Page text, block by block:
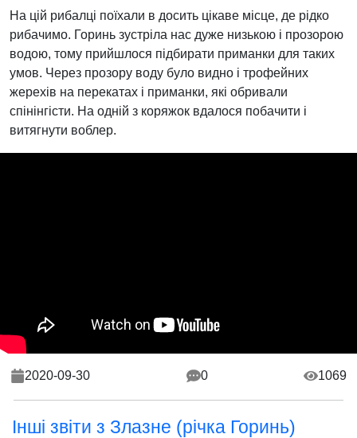
На цій рибалці поїхали в досить цікаве місце, де рідко
рибачимо. Горинь зустріла нас дуже низькою і прозорою
водою, тому прийшлося підбирати приманки для таких
умов. Через прозору воду було видно і трофейних
жерехів на перекатах і приманки, які обривали
спінінгісти. На одній з коряжок вдалося побачити і
витягнути воблер.
2020-09-30 0 1069
Інші звіти з Злазне (річка Горинь)